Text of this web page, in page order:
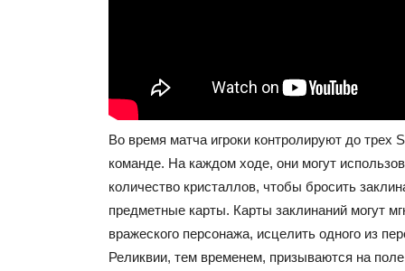
Во время матча игроки контролируют до трех
команде. На каждом ходе, они могут
количество кристаллов, чтобы бросить
предметные карты. Карты заклинаний могут
вражеского персонажа, исцелить одного из
Реликвии, тем временем, призываются на